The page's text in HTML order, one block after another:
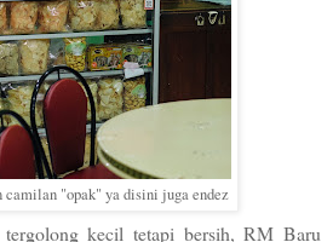
camilan "opak" ya disini juga endez
kecil tetapi bersih, RM Baru